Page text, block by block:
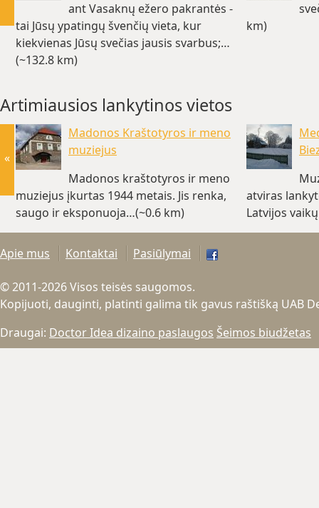
ant Vasaknų ežero pakrantės -
tai Jūsų ypatingų švenčių vieta, kur
kiekvienas Jūsų svečias jausis svarbus;…
(~132.8 km)
km)
Artimiausios lankytinos vietos
Madonos Kraštotyros ir meno
muziejus
Madonos kraštotyros ir meno
muziejus įkurtas 1944 metais. Jis renka,
saugo ir eksponuoja…(~0.6 km)
atviras
Latvijos
«
Apie mus Kontaktai Pasiūlymai
© 2011-2026 Visos teisės saugomos.
Kopijuoti, dauginti, platinti galima tik gavus raštišką UAB
Draugai: Doctor Idea dizaino paslaugos Šeimos biudžetas